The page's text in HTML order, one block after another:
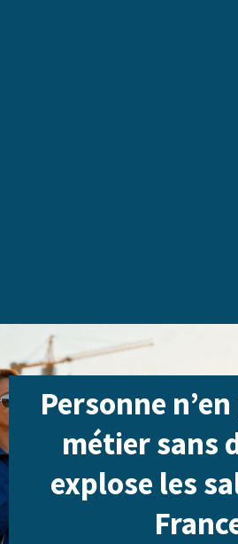
Personne
métier sans
explose les